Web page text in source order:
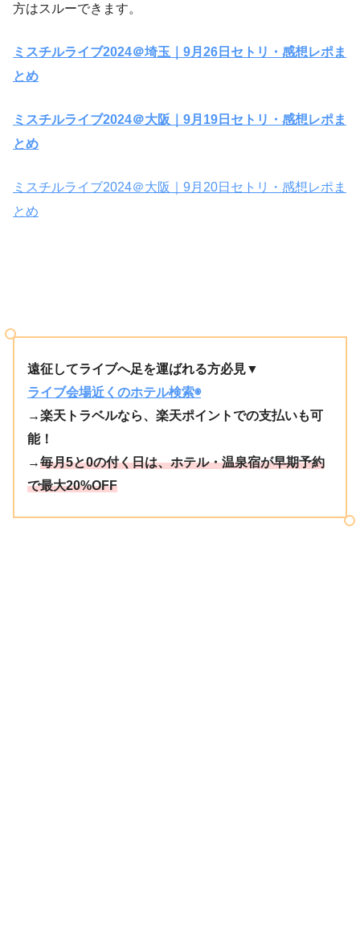
方はスルーできます。
ミスチルライブ2024＠埼玉｜9月26日セトリ・感想レポま
とめ
ミスチルライブ2024＠大阪｜9月19日セトリ・感想レポま
とめ
ミスチルライブ2024＠大阪｜9月20日セトリ・感想レポま
とめ
遠征してライブへ足を運ばれる方必見▼
ライブ会場近くのホテル検索◉
→楽天トラベルなら、楽天ポイントでの支払いも可
能！
→毎月5と0の付く日は、ホテル・温泉宿が早期予約
で最大20%OFF